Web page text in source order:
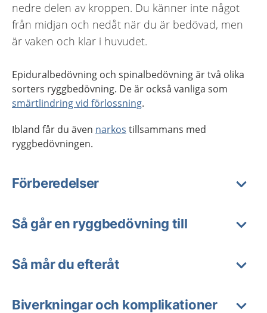
nedre delen av kroppen. Du känner inte något
från midjan och nedåt när du är bedövad, men
är vaken och klar i huvudet.
Epiduralbedövning och spinalbedövning är två olika
sorters ryggbedövning. De är också vanliga som
smärtlindring vid förlossning.
Ibland får du även narkos tillsammans med
ryggbedövningen.
Förberedelser
Så går en ryggbedövning till
Så mår du efteråt
Biverkningar och komplikationer